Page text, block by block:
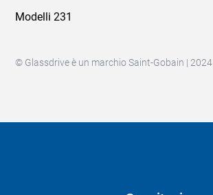
Modelli 231
© Glassdrive è un marchio Saint-Gobain | 2024